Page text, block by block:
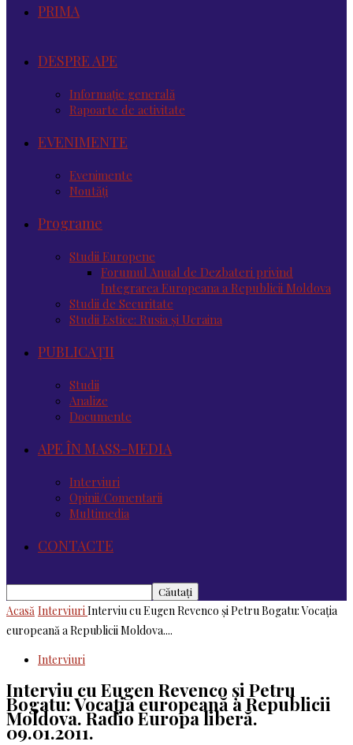
PRIMA
DESPRE APE
Informație generală
Rapoarte de activitate
EVENIMENTE
Evenimente
Noutăţi
Programe
Studii Europene
Forumul Anual de Dezbateri privind
Integrarea Europeana a Republicii Moldova
Studii de Securitate
Studii Estice: Rusia și Ucraina
PUBLICAȚII
Studii
Analize
Documente
APE ÎN MASS-MEDIA
Interviuri
Opinii/Comentarii
Multimedia
CONTACTE
Acasă InterviuriInterviu cu Eugen Revenco și Petru Bogatu: Vocația
europeană a Republicii Moldova....
Interviuri
Interviu cu Eugen Revenco și Petru
Bogatu: Vocația europeană a Republicii
Moldova. Radio Europa liberă.
09.01.2011.